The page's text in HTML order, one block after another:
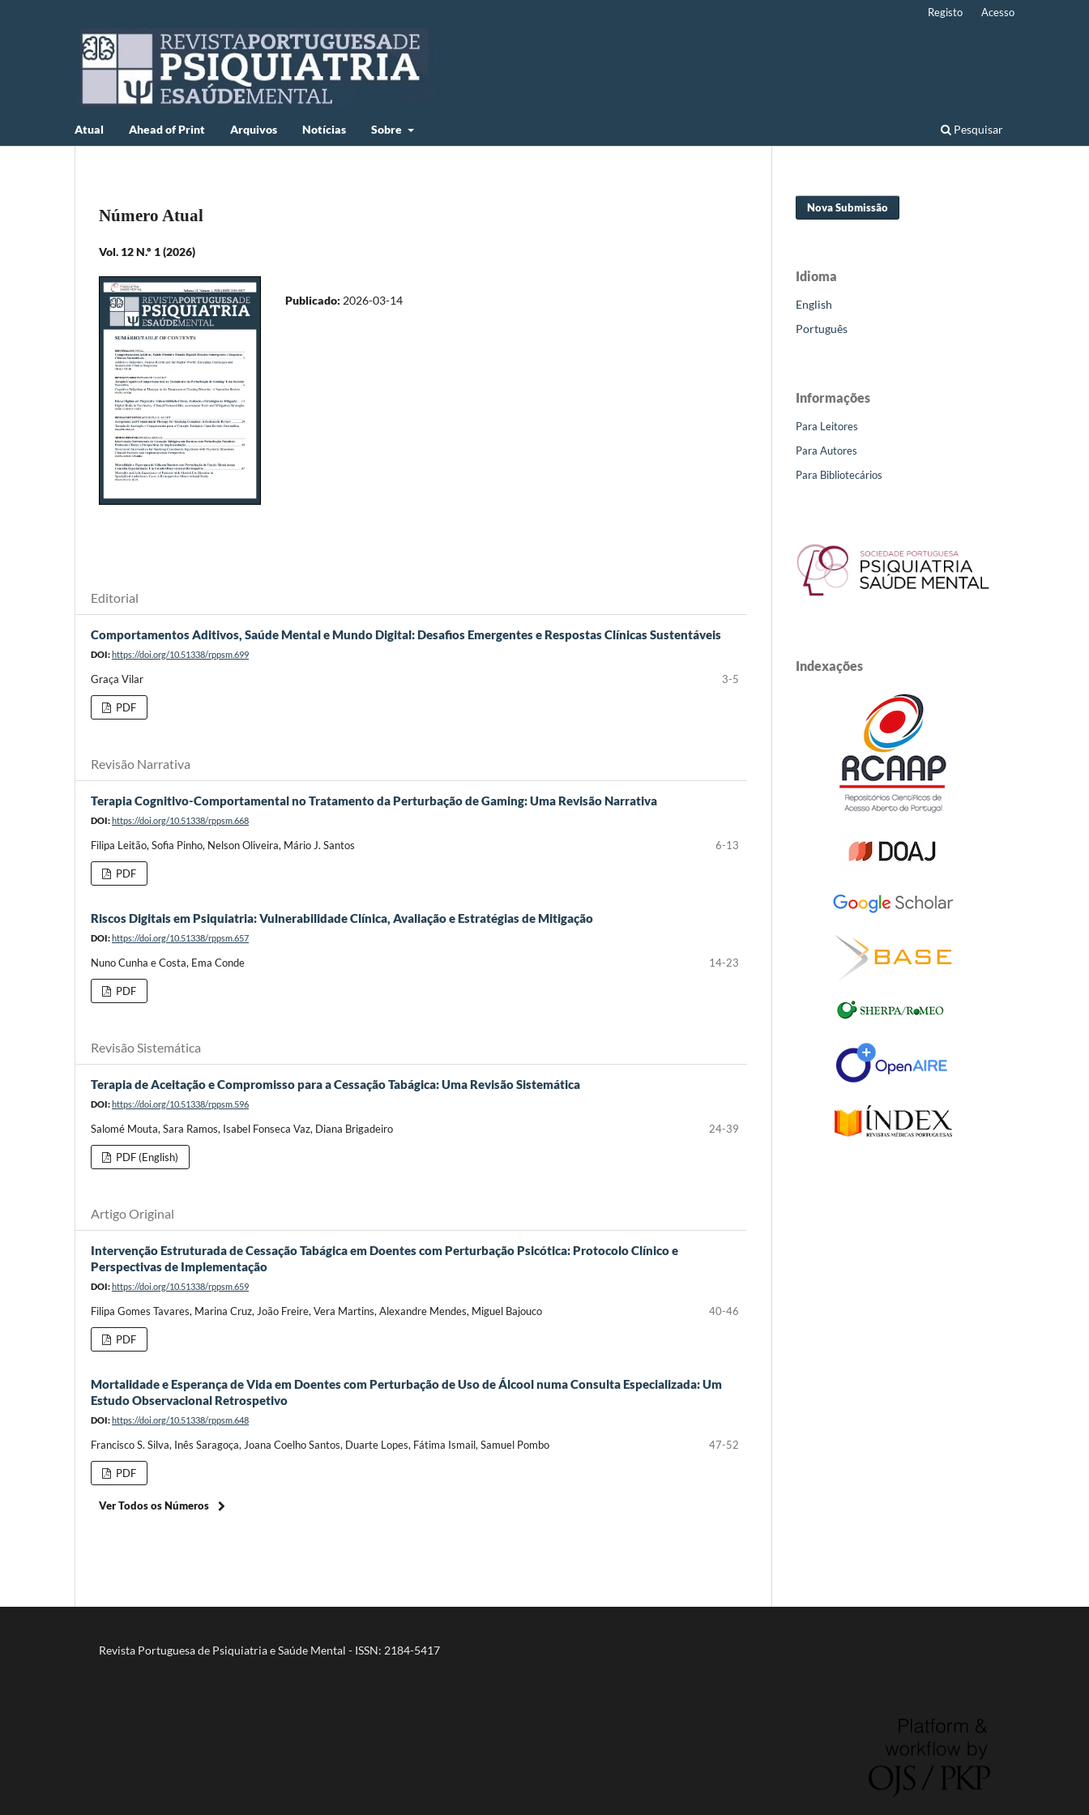
Atual Ahead of Print Arquivos Notícias Sobre Pesquisar
Registo Acesso
Número Atual
Vol. 12 N.º 1 (2026)
Publicado: 2026-03-14
Editorial
Comportamentos Aditivos, Saúde Mental e Mundo Digital: Desafios Emergentes e Respostas Clínicas Sustentáveis
DOI:https://doi.org/10.51338/rppsm.699
Graça Vilar 3-5
PDF
Revisão Narrativa
Terapia Cognitivo-Comportamental no Tratamento da Perturbação de Gaming: Uma Revisão Narrativa
DOI:https://doi.org/10.51338/rppsm.668
Filipa Leitão, Sofia Pinho, Nelson Oliveira, Mário J. Santos 6-13
PDF
Riscos Digitais em Psiquiatria: Vulnerabilidade Clínica, Avaliação e Estratégias de Mitigação
DOI:https://doi.org/10.51338/rppsm.657
Nuno Cunha e Costa, Ema Conde 14-23
PDF
Revisão Sistemática
Terapia de Aceitação e Compromisso para a Cessação Tabágica: Uma Revisão Sistemática
DOI:https://doi.org/10.51338/rppsm.596
Salomé Mouta, Sara Ramos, Isabel Fonseca Vaz, Diana Brigadeiro 24-39
PDF (English)
Artigo Original
Intervenção Estruturada de Cessação Tabágica em Doentes com Perturbação Psicótica: Protocolo Clínico e
Perspectivas de Implementação
DOI:https://doi.org/10.51338/rppsm.659
Filipa Gomes Tavares, Marina Cruz, João Freire, Vera Martins, Alexandre Mendes, Miguel Bajouco 40-46
PDF
Mortalidade e Esperança de Vida em Doentes com Perturbação de Uso de Álcool numa Consulta Especializada: Um
Estudo Observacional Retrospetivo
DOI:https://doi.org/10.51338/rppsm.648
Francisco S. Silva, Inês Saragoça, Joana Coelho Santos, Duarte Lopes, Fátima Ismail, Samuel Pombo 47-52
PDF
Ver Todos os Números
Nova Submissão
Idioma
English
Português
Informações
Para Leitores
Para Autores
Para Bibliotecários
Indexações
Revista Portuguesa de Psiquiatria e Saúde Mental - ISSN: 2184-5417